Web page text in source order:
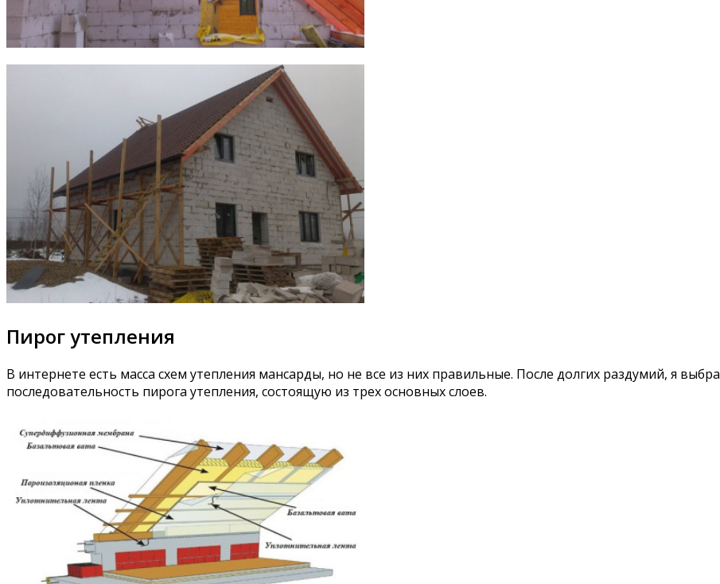
Пирог утепления
В интернете есть масса схем утепления мансарды, но не все из них правильные. После долгих раздумий, я
последовательность пирога утепления, состоящую из трех основных слоев.